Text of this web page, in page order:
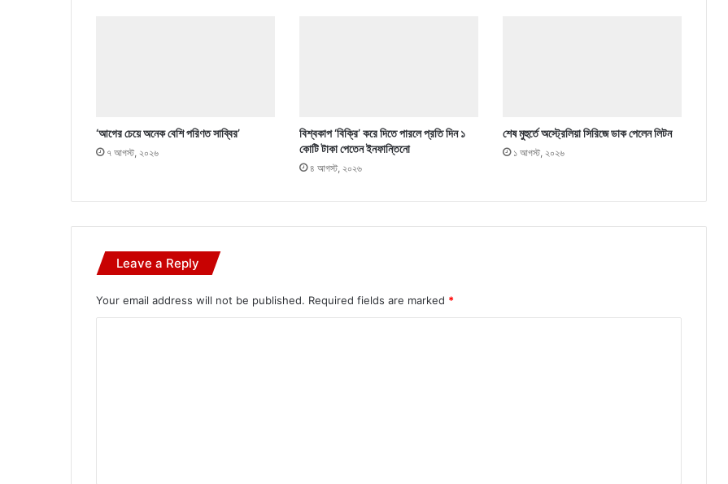
‘আগের চেয়ে অনেক বেশি পরিণত সাব্বির’
৭ আগস্ট, ২০২৬
বিশ্বকাপ ‘বিক্রি’ করে দিতে পারলে প্রতি দিন ১
কোটি টাকা পেতেন ইনফান্তিনো
৪ আগস্ট, ২০২৬
শেষ মুহুর্তে অস্ট্রেলিয়া সিরিজে ডাক পেলেন লিটন
১ আগস্ট, ২০২৬
Leave a Reply
Your email address will not be published. Required fields are marked *